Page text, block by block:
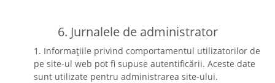
6. Jurnalele de administrator
1. Informațiile privind comportamentul utilizatorilor de
pe site-ul web pot fi supuse autentificării. Aceste date
sunt utilizate pentru administrarea site-ului.